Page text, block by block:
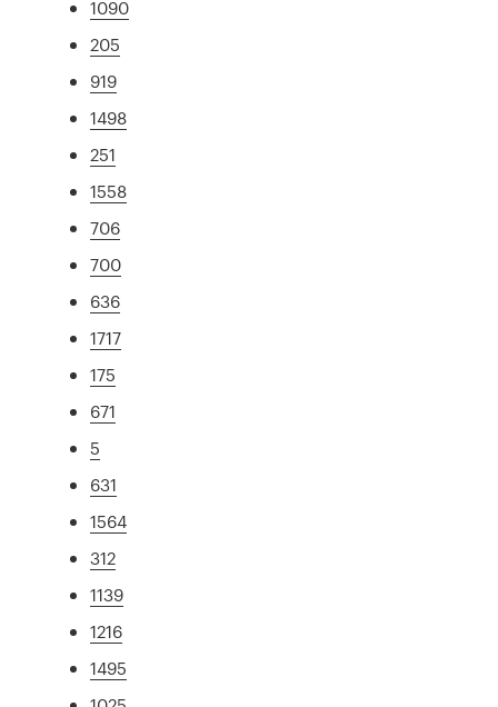
1090
205
919
1498
251
1558
706
700
636
1717
175
671
5
631
1564
312
1139
1216
1495